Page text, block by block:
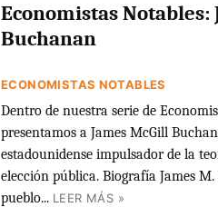
Economistas Notables:
Buchanan
ECONOMISTAS NOTABLES
Dentro de nuestra serie de
presentamos a James McGill
estadounidense impulsador de la
elección pública. Biografía James
pueblo... LEER MÁS »